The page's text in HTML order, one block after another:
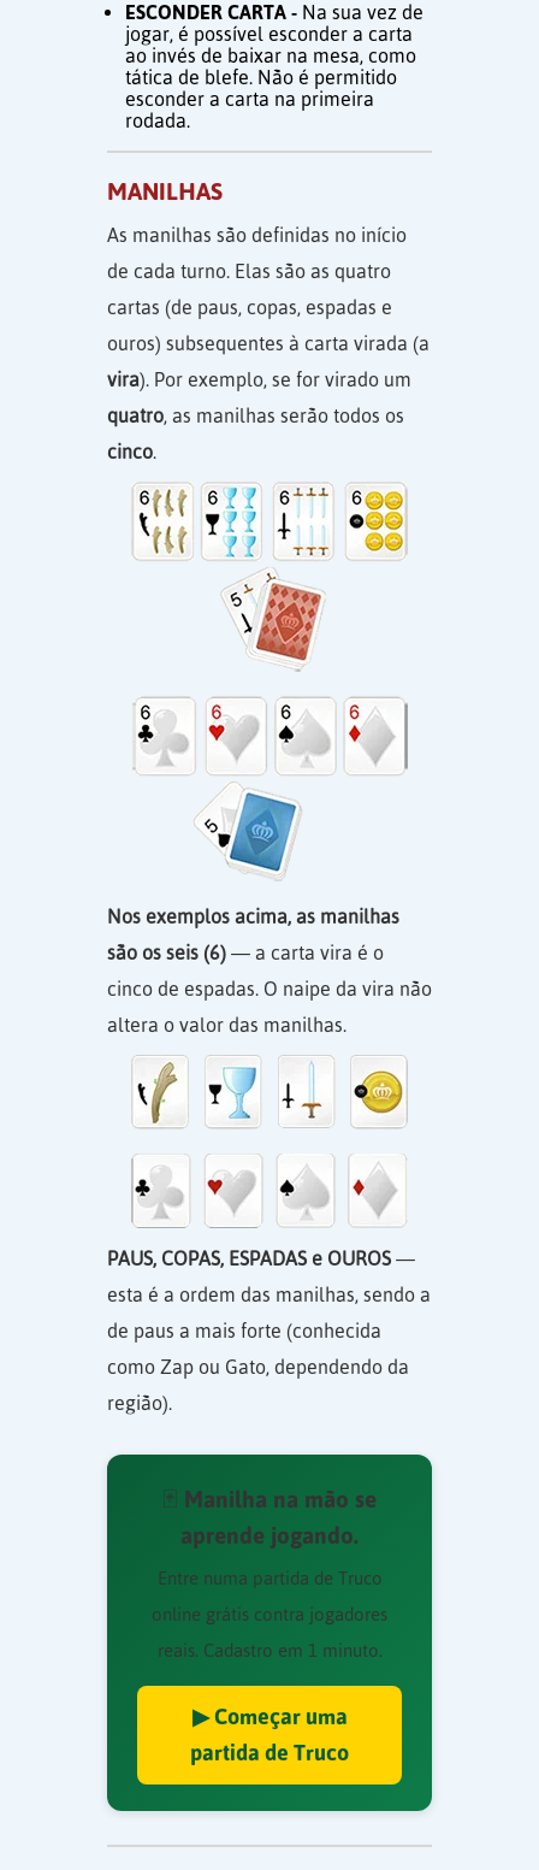
ESCONDER CARTA - Na sua vez de
jogar, é possível esconder a carta
ao invés de baixar na mesa, como
tática de blefe. Não é permitido
esconder a carta na primeira
rodada.
MANILHAS
As manilhas são definidas no início
de cada turno. Elas são as quatro
cartas (de paus, copas, espadas e
ouros) subsequentes à carta virada (a
vira). Por exemplo, se for virado um
quatro, as manilhas serão todos os
cinco.
Nos exemplos acima, as manilhas
são os seis (6) — a carta vira é o
cinco de espadas. O naipe da vira não
altera o valor das manilhas.
PAUS, COPAS, ESPADAS e OUROS —
esta é a ordem das manilhas, sendo a
de paus a mais forte (conhecida
como Zap ou Gato, dependendo da
região).
🃏 Manilha na mão se
aprende jogando.
Entre numa partida de Truco
online grátis contra jogadores
reais. Cadastro em 1 minuto.
▶ Começar uma
partida de Truco